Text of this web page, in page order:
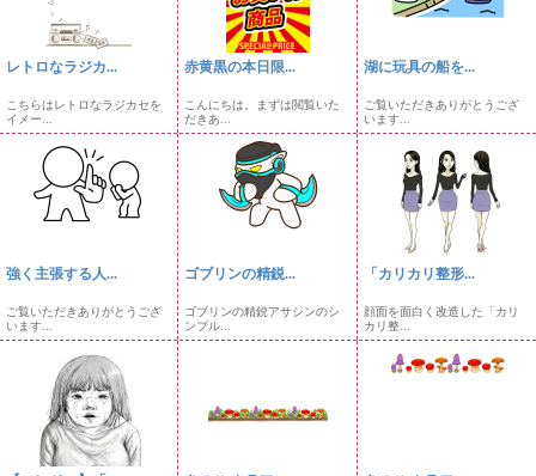
レトロなラジカ...
こちらはレトロなラジカセを
イメー...
赤黄黒の本日限...
こんにちは。まずは閲覧いた
だきあ...
湖に玩具の船を...
ご覧いただきありがとうござ
います...
強く主張する人...
ご覧いただきありがとうござ
います...
ゴブリンの精鋭...
ゴブリンの精鋭アサシンのシ
ンプル...
「カリカリ整形...
顔面を面白く改造した「カリ
カリ整...